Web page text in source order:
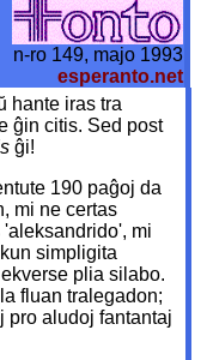
n-ro 149, majo 1993
esperanto.net
hante iras tra
ĝin citis. Sed post
ĝi!
190 paĝoj da
mi ne certas
mi
simpligita
plia silabo.
fluan tralegadon;
pro aludoj fantantaj